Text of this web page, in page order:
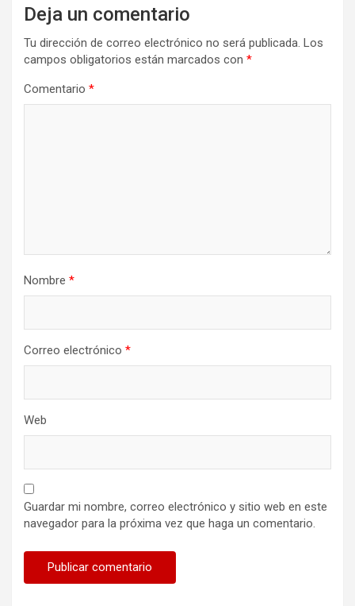
Deja un comentario
Tu dirección de correo electrónico no será publicada. Los
campos obligatorios están marcados con *
Comentario *
Nombre *
Correo electrónico *
Web
Guardar mi nombre, correo electrónico y sitio web en este
navegador para la próxima vez que haga un comentario.